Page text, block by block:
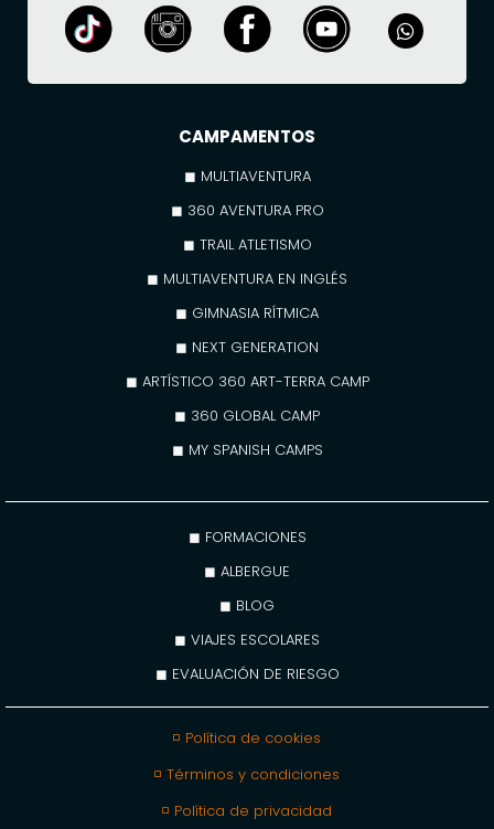
CAMPAMENTOS
◼ MULTIAVENTURA
◼ 360 AVENTURA PRO
◼ TRAIL ATLETISMO
◼ MULTIAVENTURA EN INGLÉS
◼ GIMNASIA RÍTMICA
◼ NEXT GENERATION
◼ ARTÍSTICO 360 ART-TERRA CAMP
◼ 360 GLOBAL CAMP
◼ MY SPANISH CAMPS
◼ FORMACIONES
◼ ALBERGUE
◼ BLOG
◼ VIAJES ESCOLARES
◼ EVALUACIÓN DE RIESGO
◽ Política de cookies
◽ Términos y condiciones
◽ Política de privacidad